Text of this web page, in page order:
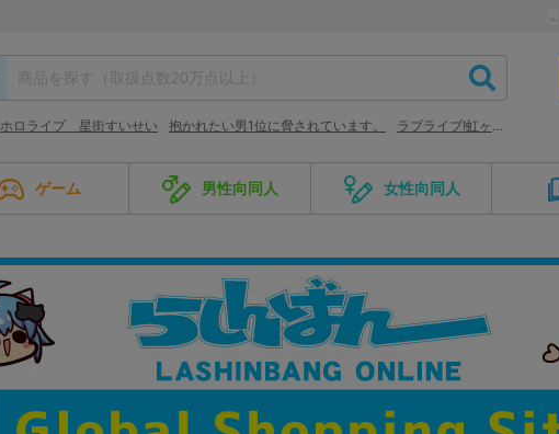
ホロライブ 星街すいせい 抱かれたい男1位に脅されています。 ラブライブ!虹ヶ咲学園スクールアイドル同好会
ゲーム 男性向同人 女性向同人